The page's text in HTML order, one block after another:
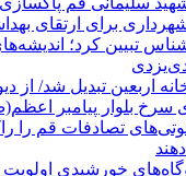
شهرداری برای ارتقای
تبیین کرد؛
اربعین تبدیل شد/ از
سرخ بلوار پیامبر
فوتی‌های تصادفات قم را
خورشیدی